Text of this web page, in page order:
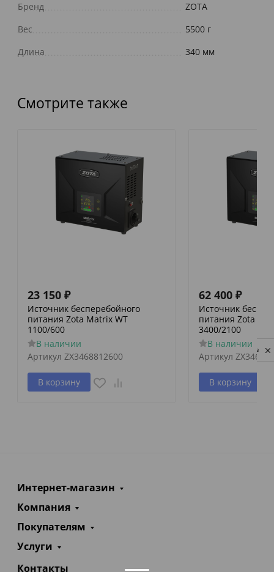
Бренд
ZOTA
Вес
5500 г
Длина
340 мм
Смотрите также
23 150 ₽
Источник бесперебойного
питания Zota Matrix WT
1100/600
В наличии
Артикул ZX3468812600
В корзину
62 400 ₽
Источник
питания Zota
3400/2100
В наличии
Артикул
В корзину
Интернет-магазин
Компания
Покупателям
Услуги
Контакты
Privacy notice